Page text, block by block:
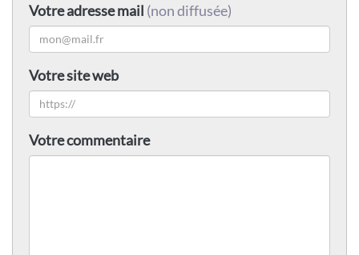
Votre adresse mail (non diffusée)
Votre site web
Votre commentaire